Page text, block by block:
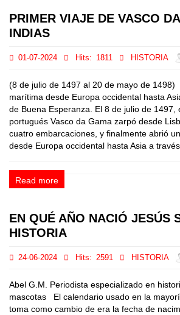
PRIMER VIAJE DE VASCO
INDIAS
01-07-2024 Hits: 1811 HISTORIA
(8 de julio de 1497 al 20 de mayo de
marítima desde Europa occidental hasta
de Buena Esperanza. El 8 de julio de 1497,
portugués Vasco da Gama zarpó desde
cuatro embarcaciones, y finalmente abrió
desde Europa occidental hasta Asia a
Read more
EN QUÉ AÑO NACIÓ JESÚS
HISTORIA
24-06-2024 Hits: 2591 HISTORIA
Abel G.M. Periodista especializado en
mascotas El calendario usado en la
toma como cambio de era la fecha de